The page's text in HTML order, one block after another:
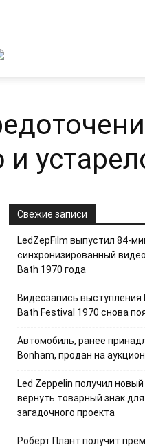
Свежие записи
LedZepFilm выпустил 84-
синхронизированный
Bath 1970 года
Видеозапись выступления
Bath Festival 1970 снова
Автомобиль, ранее
Bonham, продан на
Led Zeppelin получил
вернуть товарный знак для
загадочного проекта
Роберт Плант получит